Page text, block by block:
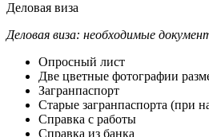
Деловая виза
Деловая виза: необходимые
Опросный лист
Две цветные фотографии
Загранпаспорт
Старые загранпаспорта (при
Справка с работы
Справка из банка